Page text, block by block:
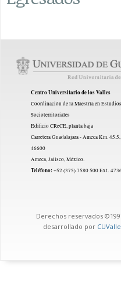
Centro Universitario de los Valles
Coordinación de la Maestría en Estudios
Socioterritoriales
Edificio CReCE, planta baja
Carretera Guadalajara - Ameca Km. 45.5,
46600
Ameca, Jalisco, México.
Teléfono:+52 (375) 7580 500 Ext.
Derechos reservados
desarrollado por